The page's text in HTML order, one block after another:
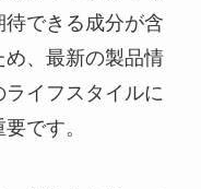
待できる成分が含
め、最新の製品情
イフスタイルに
です。